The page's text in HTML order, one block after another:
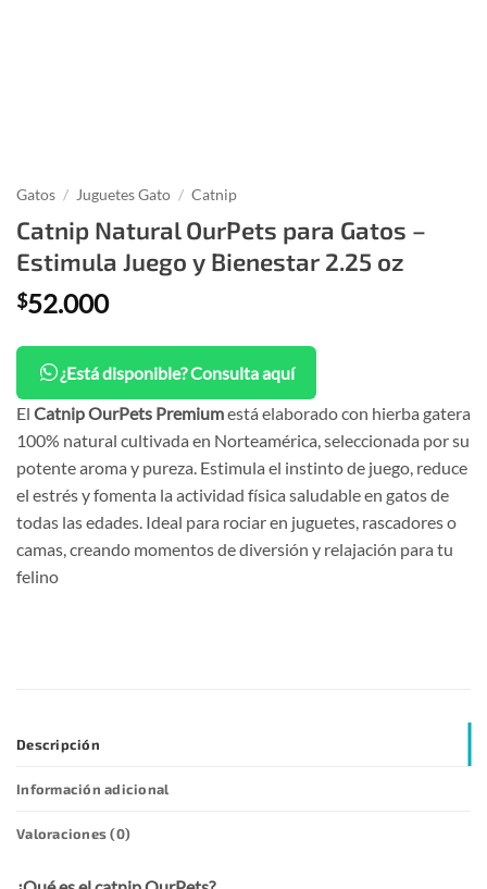
Gatos / Juguetes Gato / Catnip
Catnip Natural OurPets para Gatos –
Estimula Juego y Bienestar 2.25 oz
$52.000
¿Está disponible? Consulta aquí
El Catnip OurPets Premiumestá elaborado con hierba gatera
100% natural cultivada en Norteamérica, seleccionada por su
potente aroma y pureza. Estimula el instinto de juego, reduce
el estrés y fomenta la actividad física saludable en gatos de
todas las edades. Ideal para rociar en juguetes, rascadores o
camas, creando momentos de diversión y relajación para tu
felino
Descripción
Información adicional
Valoraciones (0)